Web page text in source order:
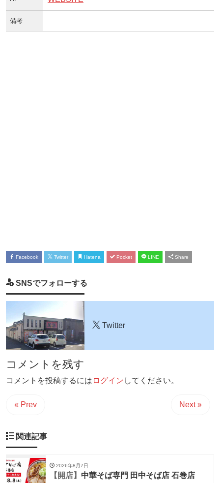
備考
Facebook Twitter Hatena Pocket LINE Share
SNSでフォローする
Twitter
コメントを残す
コメントを投稿するには ログイン してください。
« Prev Next »
関連記事
2026年8月7日
【開店】 中華そば専門 田中そば店 石巻店